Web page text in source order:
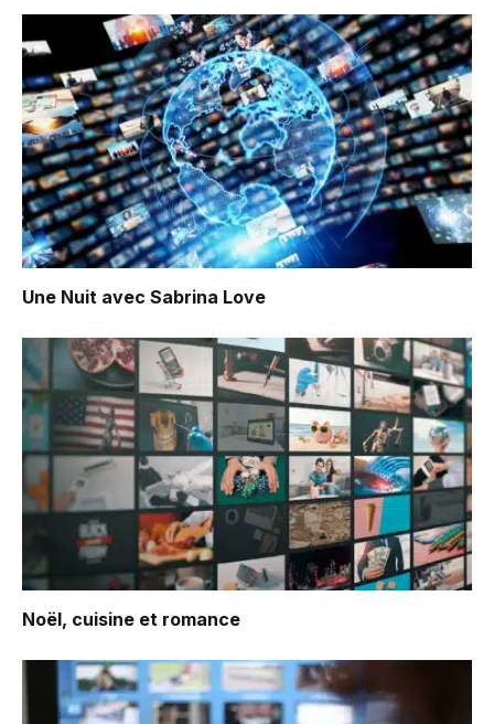
Une Nuit avec Sabrina Love
Noël, cuisine et romance